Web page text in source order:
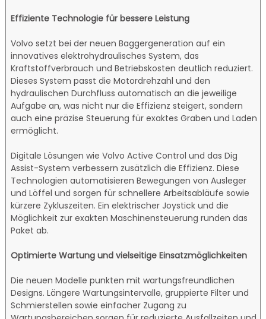
Effiziente Technologie für bessere Leistung
Volvo setzt bei der neuen Baggergeneration auf ein
innovatives elektrohydraulisches System, das
Kraftstoffverbrauch und Betriebskosten deutlich reduziert.
Dieses System passt die Motordrehzahl und den
hydraulischen Durchfluss automatisch an die jeweilige
Aufgabe an, was nicht nur die Effizienz steigert, sondern
auch eine präzise Steuerung für exaktes Graben und Laden
ermöglicht.
Digitale Lösungen wie Volvo Active Control und das Dig
Assist-System verbessern zusätzlich die Effizienz. Diese
Technologien automatisieren Bewegungen von Ausleger
und Löffel und sorgen für schnellere Arbeitsabläufe sowie
kürzere Zykluszeiten. Ein elektrischer Joystick und die
Möglichkeit zur exakten Maschinensteuerung runden das
Paket ab.
Optimierte Wartung und vielseitige Einsatzmöglichkeiten
Die neuen Modelle punkten mit wartungsfreundlichen
Designs. Längere Wartungsintervalle, gruppierte Filter und
Schmierstellen sowie einfacher Zugang zu